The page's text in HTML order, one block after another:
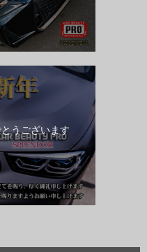
うございます